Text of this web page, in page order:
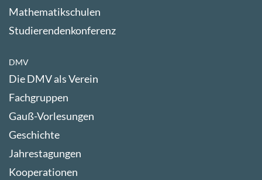
Mathematikschulen
Studierendenkonferenz
DMV
Die DMV als Verein
Fachgruppen
Gauß-Vorlesungen
Geschichte
Jahrestagungen
Kooperationen